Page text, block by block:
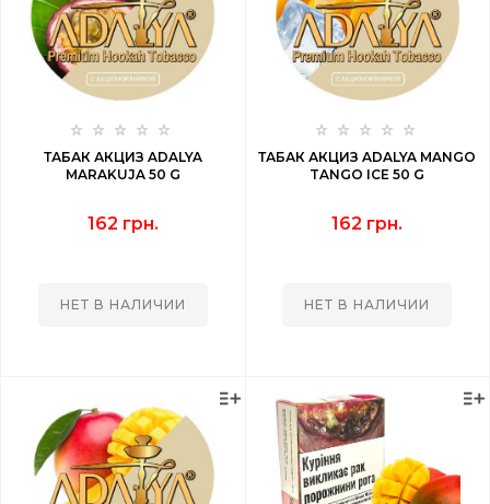
ТАБАК АКЦИЗ ADALYA
MARAKUJA 50 G
162 грн.
НЕТ В НАЛИЧИИ
ТАБАК АКЦИЗ ADALYA MANGO
TANGO ICE 50 G
162 грн.
НЕТ В НАЛИЧИИ